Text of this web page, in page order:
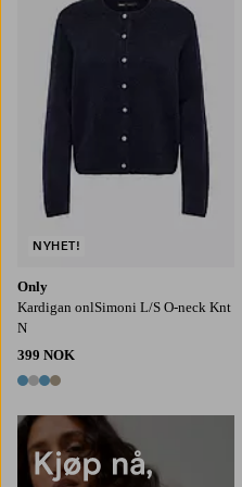
Only
Kardigan onlSimoni L/S O-neck Knt
N
399 NOK
4 farger
NYHET!
XL